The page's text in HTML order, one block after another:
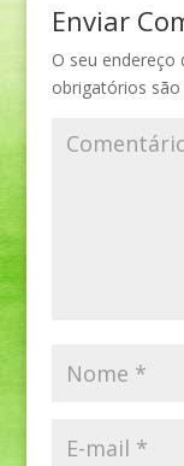
Enviar
O seu endereço
obrigatórios